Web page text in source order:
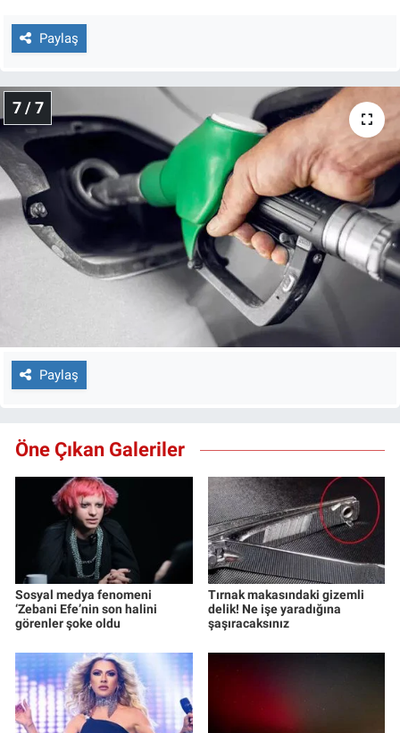
Paylaş
7 / 7
Paylaş
Öne Çıkan Galeriler
Sosyal medya fenomeni
‘Zebani Efe’nin son halini
görenler şoke oldu
Tırnak makasındaki gizemli
delik! Ne işe yaradığına
şaşıracaksınız